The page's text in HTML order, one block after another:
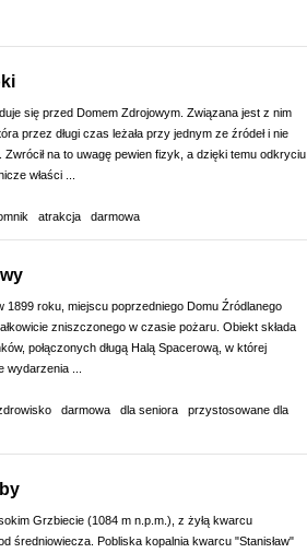
się przed Domem Zdrojowym. Związana jest z nim
przez długi czas leżała przy jednym ze źródeł i nie
Zwrócił na to uwagę pewien fizyk, a dzięki temu odkryciu
właści ...
atrakcja darmowa
1899 roku, miejscu poprzedniego Domu Źródlanego
zniszczonego w czasie pożaru. Obiekt składa
połączonych długą Halą Spacerową, w której
wydarzenia ...
darmowa dla seniora
przystosowane dla
Grzbiecie (1084 m n.p.m.), z żyłą kwarcu
średniowiecza. Pobliska kopalnia kwarcu "Stanisław"